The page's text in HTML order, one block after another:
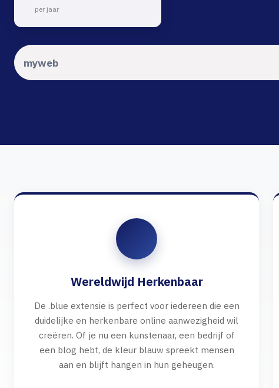
per jaar
Wereldwijd Herkenbaar
De .blue extensie is perfect voor iedereen die een
duidelijke en herkenbare online aanwezigheid wil
creëren. Of je nu een kunstenaar, een bedrijf of
een blog hebt, de kleur blauw spreekt mensen
aan en blijft hangen in hun geheugen.